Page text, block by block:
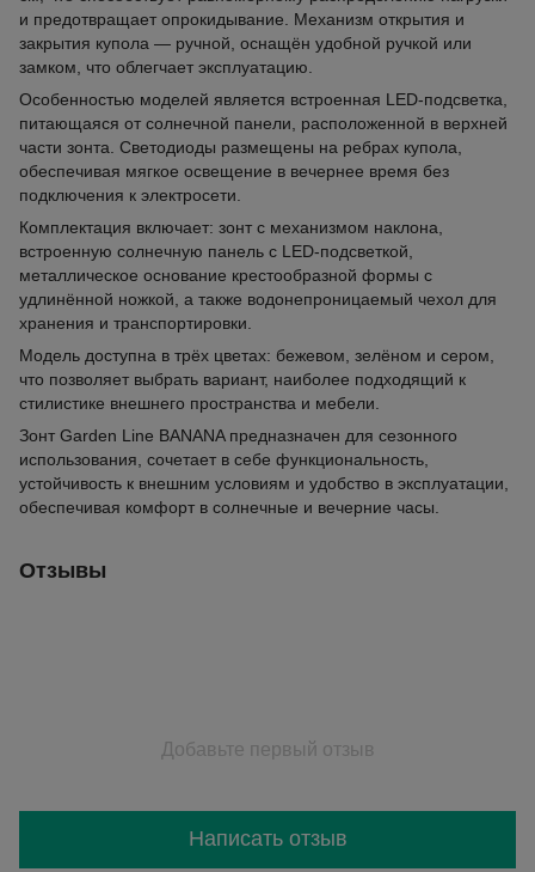
и предотвращает опрокидывание. Механизм открытия и
закрытия купола — ручной, оснащён удобной ручкой или
замком, что облегчает эксплуатацию.
Особенностью моделей является встроенная LED-подсветка,
питающаяся от солнечной панели, расположенной в верхней
части зонта. Светодиоды размещены на ребрах купола,
обеспечивая мягкое освещение в вечернее время без
подключения к электросети.
Комплектация включает: зонт с механизмом наклона,
встроенную солнечную панель с LED-подсветкой,
металлическое основание крестообразной формы с
удлинённой ножкой, а также водонепроницаемый чехол для
хранения и транспортировки.
Модель доступна в трёх цветах: бежевом, зелёном и сером,
что позволяет выбрать вариант, наиболее подходящий к
стилистике внешнего пространства и мебели.
Зонт Garden Line BANANA предназначен для сезонного
использования, сочетает в себе функциональность,
устойчивость к внешним условиям и удобство в эксплуатации,
обеспечивая комфорт в солнечные и вечерние часы.
Отзывы
Добавьте первый отзыв
Написать отзыв